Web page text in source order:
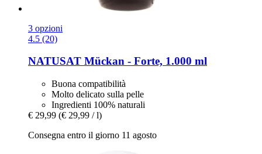
3 opzioni
4.5 (20)
NATUSAT Mückan -​ Forte, 1.000 ml
Buona compatibilità
Molto delicato sulla pelle
Ingredienti 100% naturali
€ 29,99 (€ 29,99 / l)
Consegna entro il giorno 11 agosto